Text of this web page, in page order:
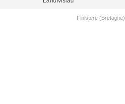
Finistère (Bretagne)